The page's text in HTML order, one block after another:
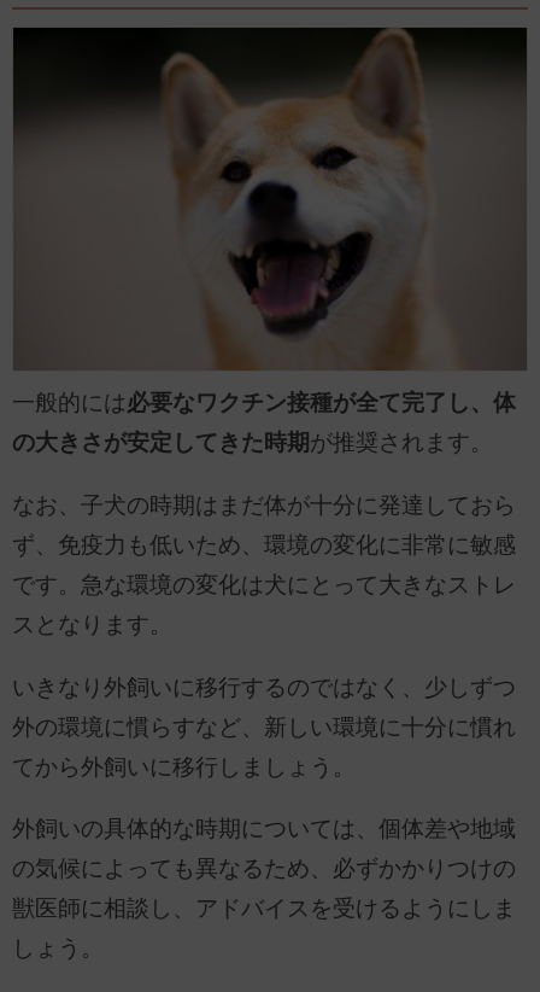
一般的には必要なワクチン接種が全て完了し、体
の大きさが安定してきた時期が推奨されます。
なお、子犬の時期はまだ体が十分に発達しておら
ず、免疫力も低いため、環境の変化に非常に敏感
です。急な環境の変化は犬にとって大きなストレ
スとなります。
いきなり外飼いに移行するのではなく、少しずつ
外の環境に慣らすなど、新しい環境に十分に慣れ
てから外飼いに移行しましょう。
外飼いの具体的な時期については、個体差や地域
の気候によっても異なるため、必ずかかりつけの
獣医師に相談し、アドバイスを受けるようにしま
しょう。